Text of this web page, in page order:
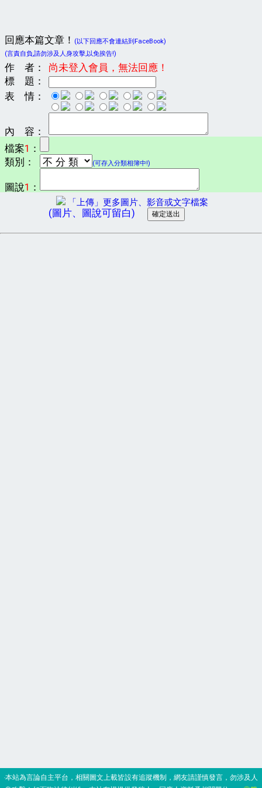
回應本篇文章！
(以下回應不會連結到FaceBook)
(言責自負,請勿涉及人身攻擊,以免挨告!)
作 者：
尚未登入會員，無法回應！
標 題：
表 情：
內 容：
檔案1 ：
類別：
(可存入分類相簿中!)
圖說1 ：
「上傳」更多圖片、影音或文字檔案
(圖片、圖說可留白)
‧本站為言論自主平台，相關圖文上載皆設有追蹤機制，網友請謹慎發言，勿涉及人